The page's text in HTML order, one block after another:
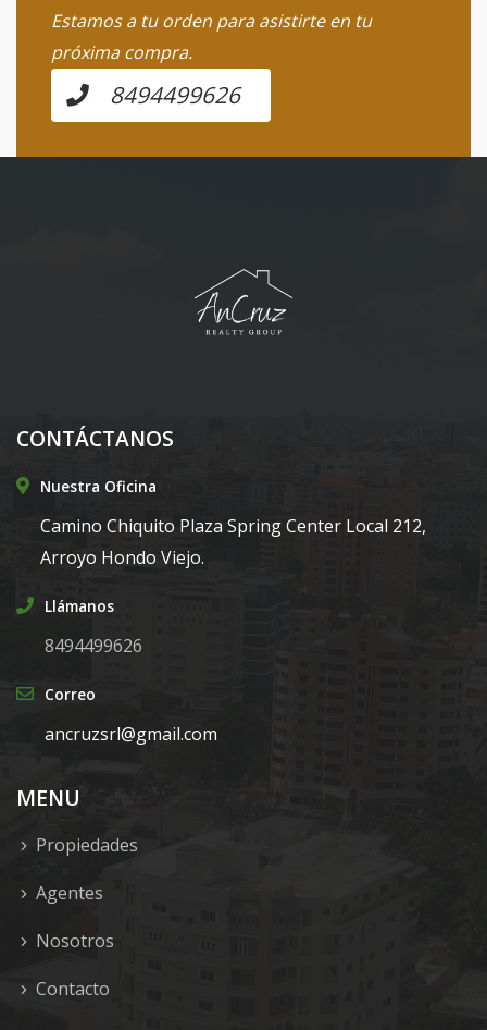
Estamos a tu orden para asistirte en tu
próxima compra.
8494499626
CONTÁCTANOS
Nuestra Oficina
Camino Chiquito Plaza Spring Center Local 212,
Arroyo Hondo Viejo.
Llámanos
8494499626
Correo
ancruzsrl@gmail.com
MENU
Propiedades
Agentes
Nosotros
Contacto